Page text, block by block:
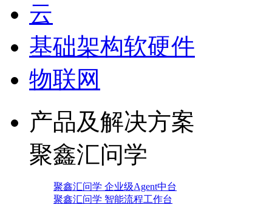
云
基础架构软硬件
物联网
产品及解决方案
聚鑫汇问学
聚鑫汇问学 企业级Agent中台
聚鑫汇问学 智能流程工作台